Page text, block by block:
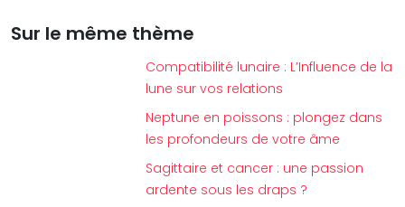
Sur le même thème
Compatibilité lunaire : L’Influence de la
lune sur vos relations
Neptune en poissons : plongez dans
les profondeurs de votre âme
Sagittaire et cancer : une passion
ardente sous les draps ?